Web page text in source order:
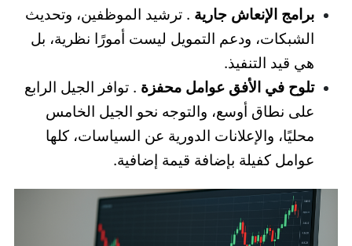
برامج الإنعاش جارية . ترشيد الموظفين، وتحديث
الشبكات، ودعم التمويل ليست أمورًا نظرية، بل
هي قيد التنفيذ.
تلوح في الأفق عوامل محفزة . توافر الجيل الرابع
على نطاق أوسع، والتوجه نحو الجيل الخامس
محليًا، والإعلانات الدورية عن السياسات، كلها
عوامل كفيلة بإضافة قيمة إضافية.